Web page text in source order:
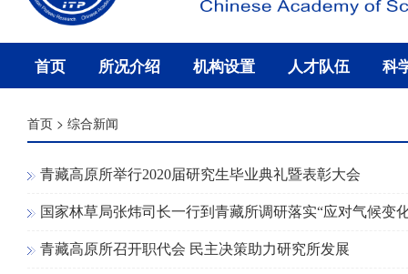
首页 所况介绍 机构设置 人才队伍 科
首页 > 综合新闻
青藏高原所举行2020届研究生毕业典礼暨表彰大会
国家林草局张炜司长一行到青藏所调研落实“应对气候变
青藏高原所召开职代会 民主决策助力研究所发展